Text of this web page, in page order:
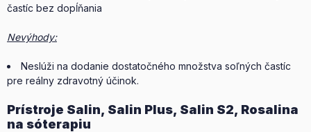
častíc bez dopĺňania
Nevýhody:
Neslúži na dodanie dostatočného množstva soľných častíc
pre reálny zdravotný účinok.
Prístroje Salin, Salin Plus, Salin S2, Rosalina
na sóterapiu